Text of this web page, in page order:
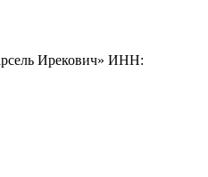
Ирекович» ИНН: